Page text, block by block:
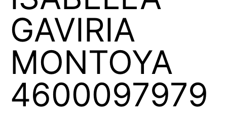
GAVIRIA
MONTOYA
4600097979